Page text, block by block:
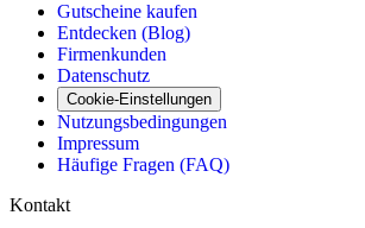
Gutscheine kaufen
Entdecken (Blog)
Firmenkunden
Datenschutz
Cookie-Einstellungen
Nutzungsbedingungen
Impressum
Häufige Fragen (FAQ)
Kontakt